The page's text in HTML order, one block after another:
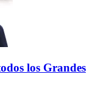
los Grandes